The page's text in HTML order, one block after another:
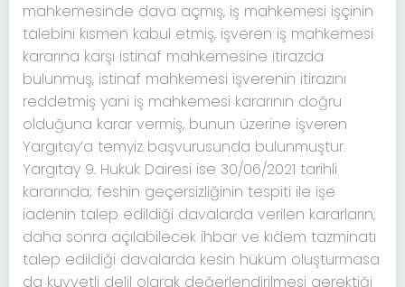
mahkemesinde dava açmış, iş mahkemesi işçinin
talebini kısmen kabul etmiş, işveren iş mahkemesi
kararına karşı istinaf mahkemesine itirazda
bulunmuş, istinaf mahkemesi işverenin itirazını
reddetmiş yani iş mahkemesi kararının doğru
olduğuna karar vermiş, bunun üzerine işveren
Yargıtay’a temyiz başvurusunda bulunmuştur.
Yargıtay 9. Hukuk Dairesi ise 30/06/2021 tarihli
kararında; feshin geçersizliğinin tespiti ile işe
iadenin talep edildiği davalarda verilen kararların,
daha sonra açılabilecek ihbar ve kıdem tazminatı
talep edildiği davalarda kesin hüküm oluşturmasa
da kuvvetli delil olarak değerlendirilmesi gerektiği